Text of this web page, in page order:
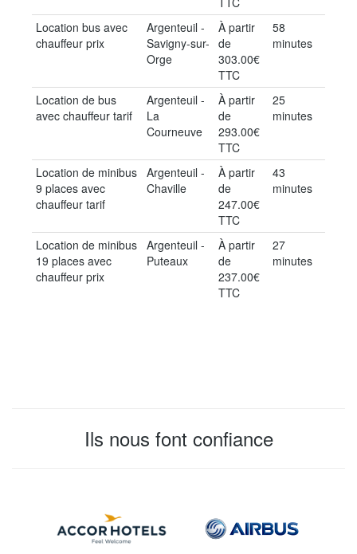
Location bus avec
chauffeur prix
Argenteuil -
Savigny-sur-
Orge
À partir
de
303.00€
TTC
58
minutes
Location de bus
avec chauffeur tarif
Argenteuil -
La
Courneuve
À partir
de
293.00€
TTC
25
minutes
Location de minibus
9 places avec
chauffeur tarif
Argenteuil -
Chaville
À partir
de
247.00€
TTC
43
minutes
Location de minibus
19 places avec
chauffeur prix
Argenteuil -
Puteaux
À partir
de
237.00€
TTC
27
minutes
Ils nous font confiance